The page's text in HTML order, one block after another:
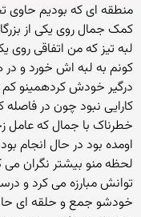
منطقه ای که بودیم
کمک جمال روی یکی از
لبه تیز که من اتفاقی
کونم به لبه اش خورد و
درگیر خودش کردهمینو
خطرناک با جمال که
اومده بود در حال انجام
لحظه منو بیشتر نگران
توانش مبارزه می کرد و
خودشو جمع و حلقه ای